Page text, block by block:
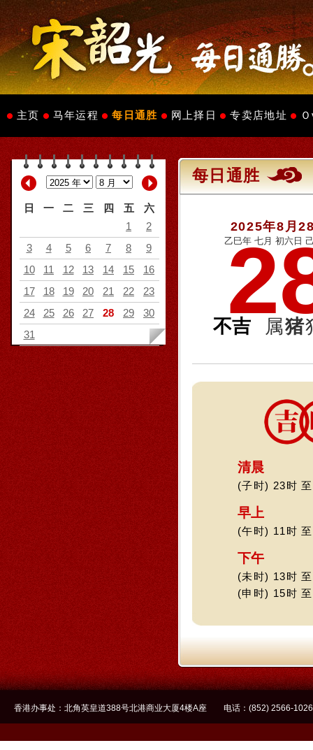
主页 马年运程 每日通胜 网上择日 专卖店地址
日 一 二 三 四 五
六
1
2
3
4 5 6 7 8
9
10
11 12 13 14 15
16
17
18 19 20 21 22
23
24
25 26 27 28 29
30
31
每日通胜
2025年8月
乙巳年 七月 初六日
不吉 属猪
清晨
(子时) 23时
早上
(午时) 11时
下午
(未时) 13时
(申时) 15时
香港办事处：北角英皇道388号北港商业大厦4楼A座 电话：(852)